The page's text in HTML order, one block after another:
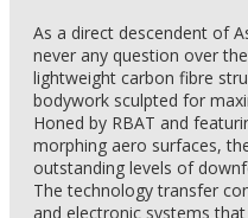
As a direct descendent of
never any question over
lightweight carbon fibre
bodywork sculpted for
Honed by RBAT and
morphing aero surfaces,
outstanding levels of
The technology transfer
and electronic systems